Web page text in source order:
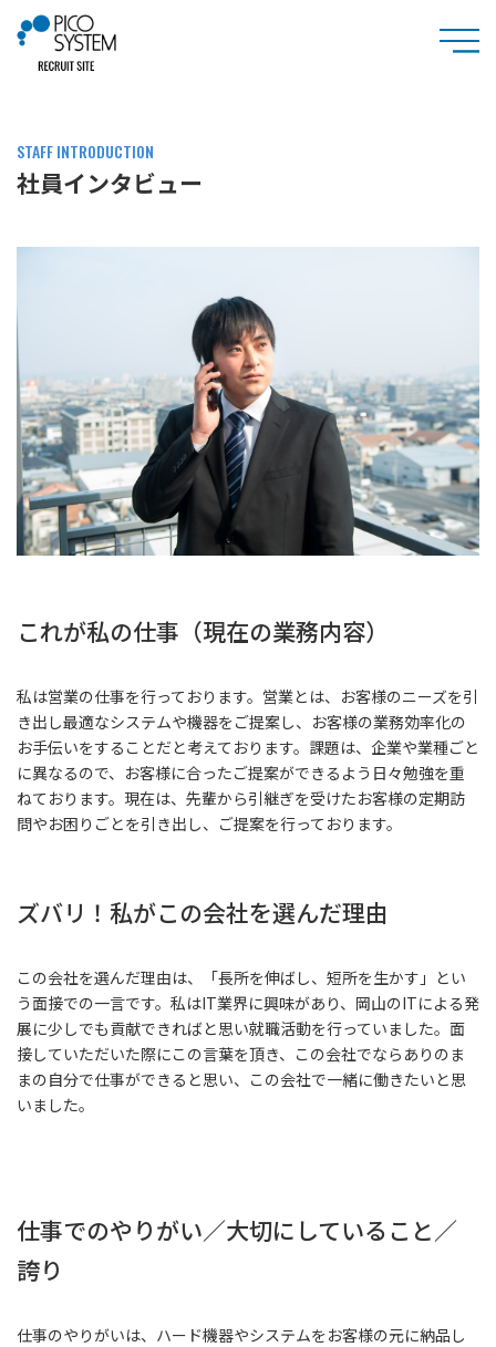
STAFF INTRODUCTION
社員インタビュー
これが私の仕事（現在の業務内容）
私は営業の仕事を行っております。営業とは、お客様のニーズを引
き出し最適なシステムや機器をご提案し、お客様の業務効率化の
お手伝いをすることだと考えております。課題は、企業や業種ごと
に異なるので、お客様に合ったご提案ができるよう日々勉強を重
ねております。現在は、先輩から引継ぎを受けたお客様の定期訪
問やお困りごとを引き出し、ご提案を行っております。
ズバリ！私がこの会社を選んだ理由
この会社を選んだ理由は、「長所を伸ばし、短所を生かす」とい
う面接での一言です。私はIT業界に興味があり、岡山のITによる発
展に少しでも貢献できればと思い就職活動を行っていました。面
接していただいた際にこの言葉を頂き、この会社でならありのま
まの自分で仕事ができると思い、この会社で一緒に働きたいと思
いました。
仕事でのやりがい／大切にしていること／
誇り
仕事のやりがいは、ハード機器やシステムをお客様の元に納品し